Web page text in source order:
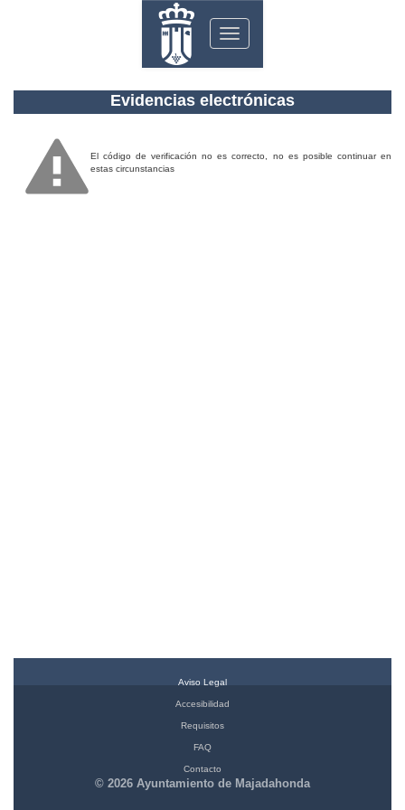
Toggle
navigation
Evidencias electrónicas
El código de verificación no es correcto, no es posible continuar en
estas circunstancias
Aviso Legal
Accesibilidad
Requisitos
FAQ
Contacto
© 2026 Ayuntamiento de Majadahonda